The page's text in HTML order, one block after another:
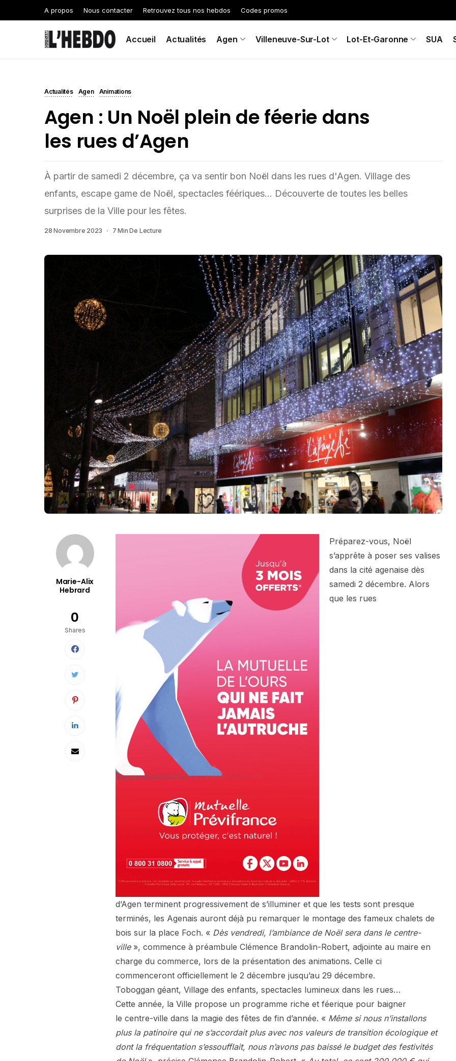
A propos Nous contacter Retrouvez tous nos hebdos Codes promos
Accueil Actualités Agen Villeneuve-Sur-Lot Lot-Et-Garonne SUA
Actualités Agen Animations
Agen : Un Noël plein de féerie dans
les rues d’Agen
À partir de samedi 2 décembre, ça va sentir bon Noël dans les rues d'Agen. Village des
enfants, escape game de Noël, spectacles féériques... Découverte de toutes les belles
surprises de la Ville pour les fêtes.
28 Novembre 2023 7 Min De Lecture
Marie-Alix
Hebrard
0
Shares
Préparez-vous, Noël
s’apprête à poser ses valises
dans la cité agenaise dès
samedi 2 décembre. Alors
que les rues
d’Agen terminent progressivement de s’illuminer et que les tests sont presque
terminés, les Agenais auront déjà pu remarquer le montage des fameux chalets de
bois sur la place Foch. « Dès vendredi, l’ambiance de Noël sera dans le centre-
ville », commence à préambule Clémence Brandolin-Robert, adjointe au maire en
charge du commerce, lors de la présentation des animations. Celle ci
commenceront officiellement le 2 décembre jusqu’au 29 décembre.
Toboggan géant, Village des enfants, spectacles lumineux dans les rues…
Cette année, la Ville propose un programme riche et féerique pour baigner
le centre-ville dans la magie des fêtes de fin d’année. « Même si nous n’installons
plus la patinoire qui ne s’accordait plus avec nos valeurs de transition écologique et
dont la fréquentation s’essoufflait, nous n’avons pas baissé le budget des festivités